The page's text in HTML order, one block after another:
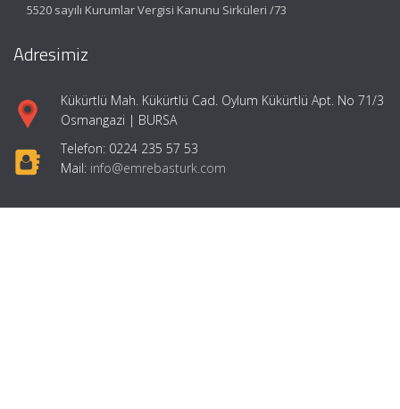
5520 sayılı Kurumlar Vergisi Kanunu Sirküleri /73
Adresimiz
Kükürtlü Mah. Kükürtlü Cad. Oylum Kükürtlü Apt. No 71/3
Osmangazi | BURSA
Telefon: 0224 235 57 53
Mail: info@emrebasturk.com
Hızlı Menü